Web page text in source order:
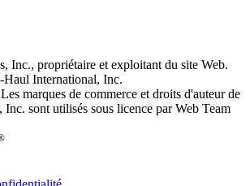
Inc., propriétaire et exploitant du site Web.
Haul International, Inc.
Les marques de commerce et droits d'auteur de
sont utilisés sous licence par Web Team